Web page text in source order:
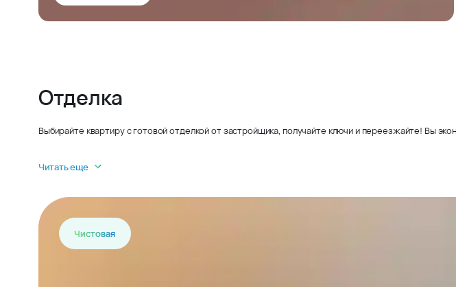
Отделка
Выбирайте квартиру с готовой отделкой от застройщика, получайте ключи и переезжайте! Вы
Читать еще
Чистовая